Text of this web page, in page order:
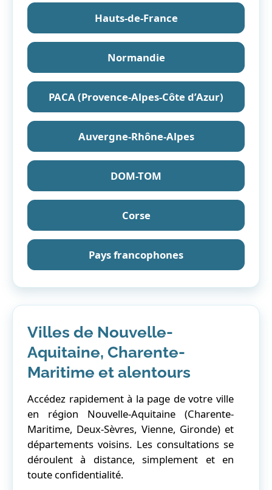
Hauts-de-France
Normandie
PACA (Provence-Alpes-Côte d’Azur)
Auvergne-Rhône-Alpes
DOM-TOM
Corse
Pays francophones
Villes de Nouvelle-
Aquitaine, Charente-
Maritime et alentours
Accédez rapidement à la page de votre ville
en région Nouvelle-Aquitaine (Charente-
Maritime, Deux-Sèvres, Vienne, Gironde) et
départements voisins. Les consultations se
déroulent à distance, simplement et en
toute confidentialité.